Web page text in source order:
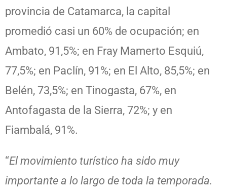
provincia de Catamarca, la capital
promedió casi un 60% de ocupación; en
Ambato, 91,5%; en Fray Mamerto Esquiú,
77,5%; en Paclín, 91%; en El Alto, 85,5%; en
Belén, 73,5%; en Tinogasta, 67%, en
Antofagasta de la Sierra, 72%; y en
Fiambalá, 91%.
“El movimiento turístico ha sido muy
importante a lo largo de toda la temporada.